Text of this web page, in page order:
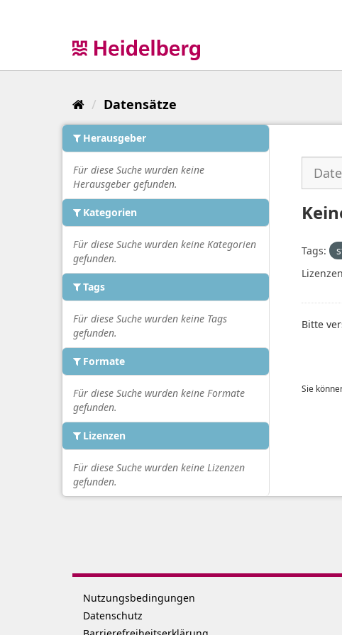
Datensätze
Herausgeber
Für diese Suche wurden keine
Herausgeber gefunden.
Kategorien
Für diese Suche wurden keine Kategorien
gefunden.
Tags
Für diese Suche wurden keine Tags
gefunden.
Formate
Für diese Suche wurden keine Formate
gefunden.
Lizenzen
Für diese Suche wurden keine Lizenzen
gefunden.
Tags:
Bitte
Sie
Nutzungsbedingungen
Datenschutz